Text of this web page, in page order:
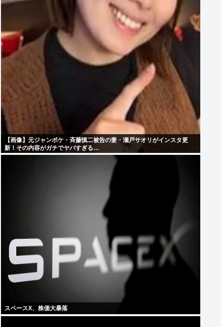
【画像】元ジャンポケ・斉藤慎二被告の妻・瀬戸サオリがインスタ更
新！その内容がガチでヤバすぎる…
スペースX、株価大暴落